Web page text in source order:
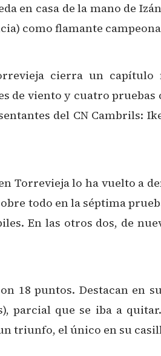
en casa de la mano de
como flamante campeona
cierra un
de viento y cuatro
del CN Cambrils:
Torrevieja lo ha vuelto a
todo en la séptima
En las otros dos, de
18 puntos. Destacan en
parcial que se iba a
triunfo, el único en su